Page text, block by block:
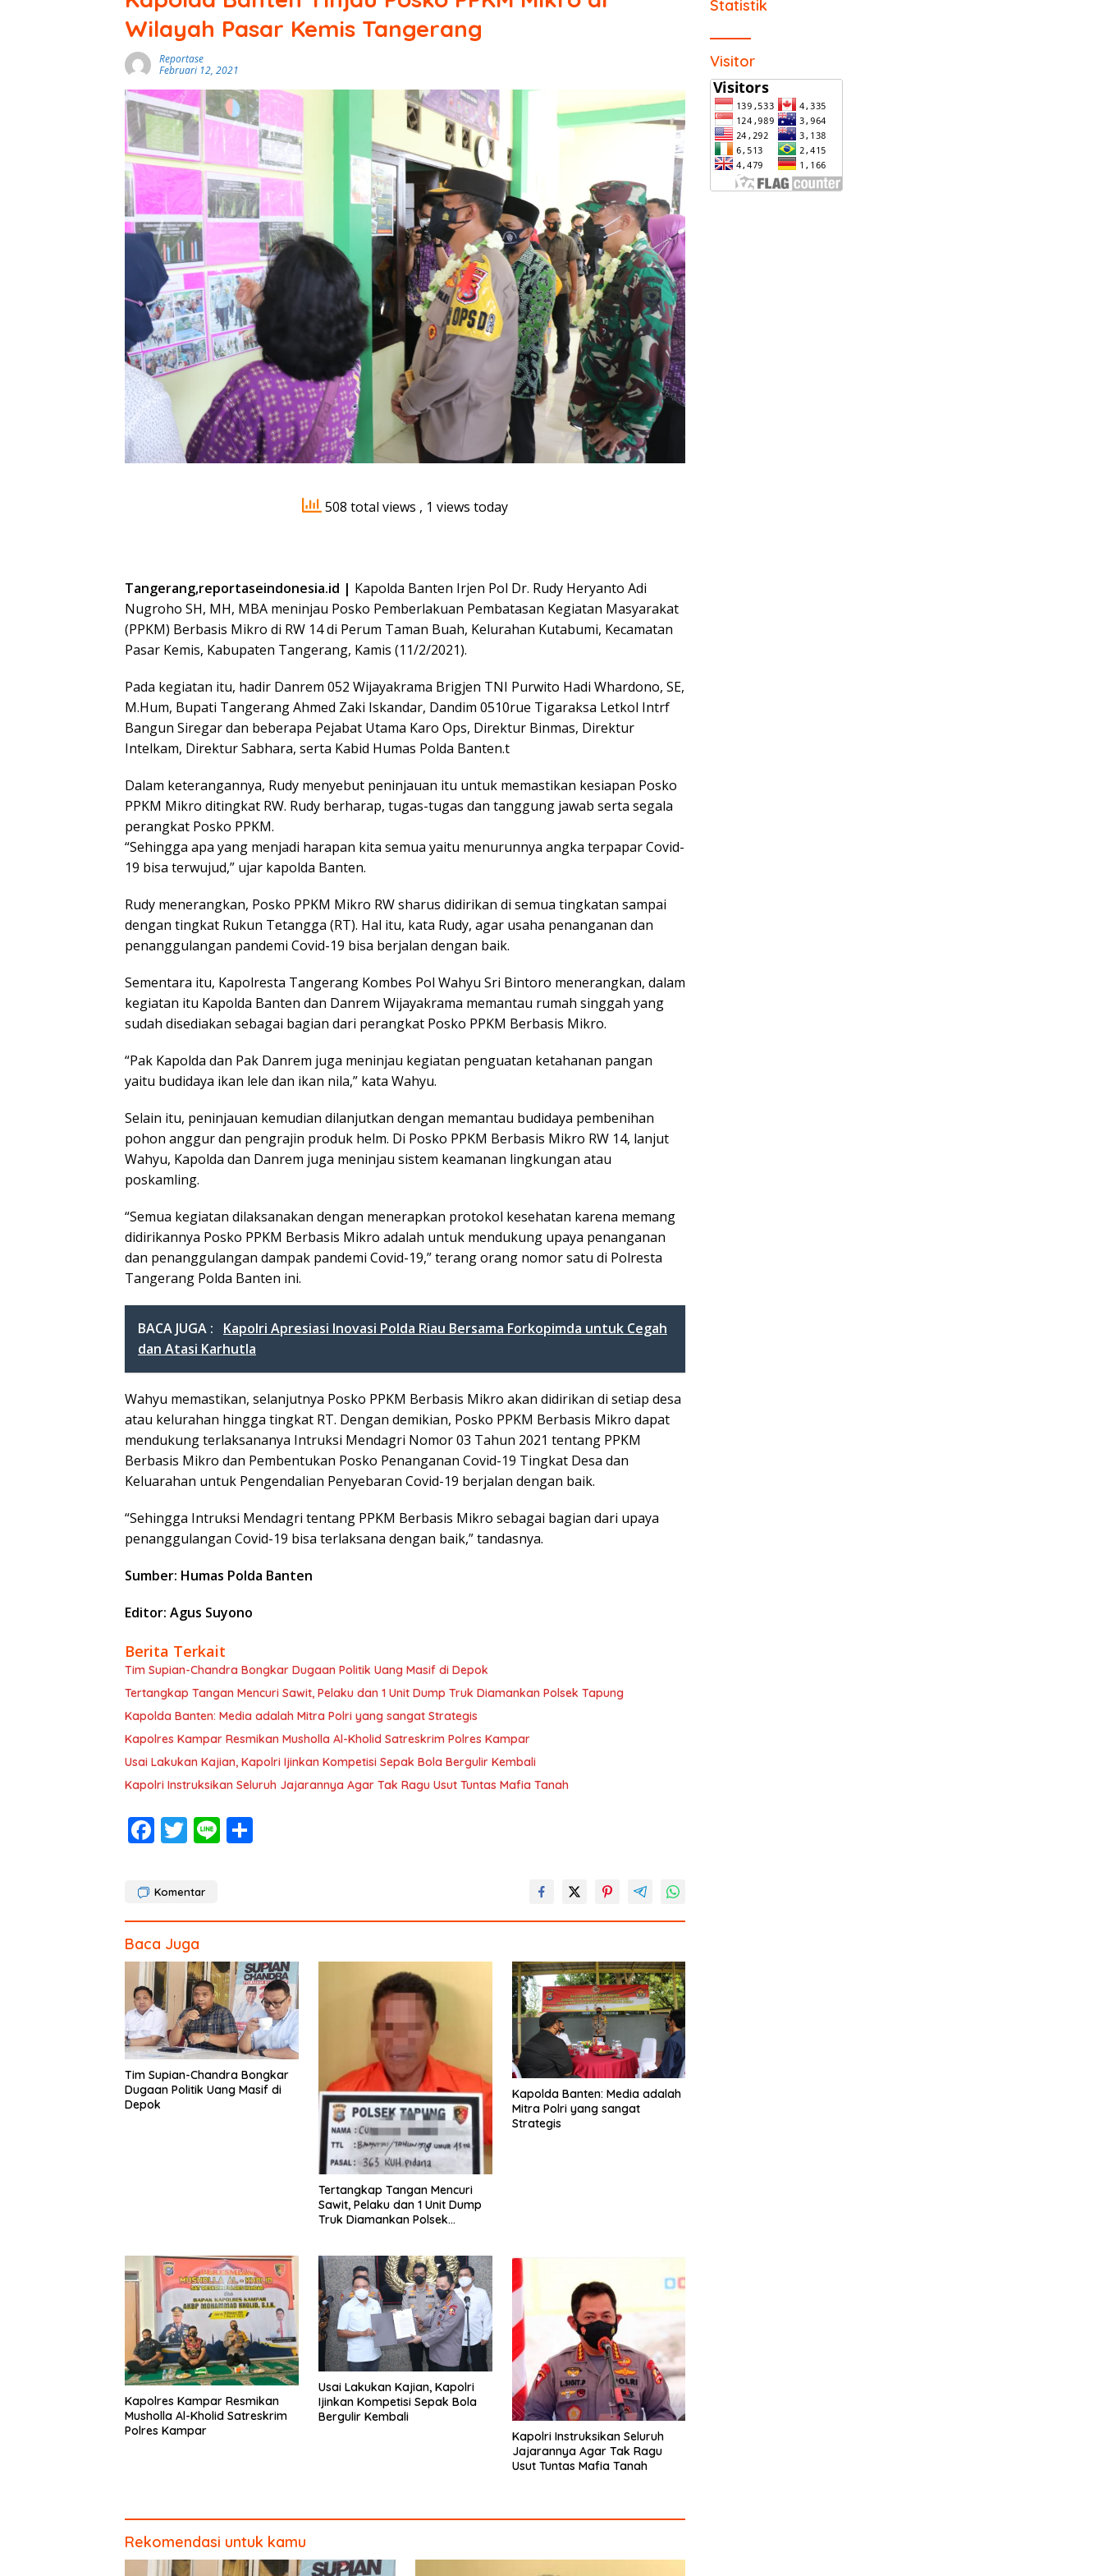
Wilayah Pasar Kemis Tangerang
Reportase
Februari 12, 2021
508 total views , 1 views today
Tangerang,reportaseindonesia.id | Kapolda Banten Irjen Pol Dr. Rudy Heryanto Adi
Nugroho SH, MH, MBA meninjau Posko Pemberlakuan Pembatasan Kegiatan Masyarakat
(PPKM) Berbasis Mikro di RW 14 di Perum Taman Buah, Kelurahan Kutabumi, Kecamatan
Pasar Kemis, Kabupaten Tangerang, Kamis (11/2/2021).
Pada kegiatan itu, hadir Danrem 052 Wijayakrama Brigjen TNI Purwito Hadi Whardono, SE,
M.Hum, Bupati Tangerang Ahmed Zaki Iskandar, Dandim 0510rue Tigaraksa Letkol Intrf
Bangun Siregar dan beberapa Pejabat Utama Karo Ops, Direktur Binmas, Direktur
Intelkam, Direktur Sabhara, serta Kabid Humas Polda Banten.t
Dalam keterangannya, Rudy menyebut peninjauan itu untuk memastikan kesiapan Posko
PPKM Mikro ditingkat RW. Rudy berharap, tugas-tugas dan tanggung jawab serta segala
perangkat Posko PPKM.
“Sehingga apa yang menjadi harapan kita semua yaitu menurunnya angka terpapar Covid-
19 bisa terwujud,” ujar kapolda Banten.
Rudy menerangkan, Posko PPKM Mikro RW sharus didirikan di semua tingkatan sampai
dengan tingkat Rukun Tetangga (RT). Hal itu, kata Rudy, agar usaha penanganan dan
penanggulangan pandemi Covid-19 bisa berjalan dengan baik.
Sementara itu, Kapolresta Tangerang Kombes Pol Wahyu Sri Bintoro menerangkan, dalam
kegiatan itu Kapolda Banten dan Danrem Wijayakrama memantau rumah singgah yang
sudah disediakan sebagai bagian dari perangkat Posko PPKM Berbasis Mikro.
“Pak Kapolda dan Pak Danrem juga meninjau kegiatan penguatan ketahanan pangan
yaitu budidaya ikan lele dan ikan nila,” kata Wahyu.
Selain itu, peninjauan kemudian dilanjutkan dengan memantau budidaya pembenihan
pohon anggur dan pengrajin produk helm. Di Posko PPKM Berbasis Mikro RW 14, lanjut
Wahyu, Kapolda dan Danrem juga meninjau sistem keamanan lingkungan atau
poskamling.
“Semua kegiatan dilaksanakan dengan menerapkan protokol kesehatan karena memang
didirikannya Posko PPKM Berbasis Mikro adalah untuk mendukung upaya penanganan
dan penanggulangan dampak pandemi Covid-19,” terang orang nomor satu di Polresta
Tangerang Polda Banten ini.
BACA JUGA :
Kapolri Apresiasi Inovasi Polda Riau Bersama Forkopimda untuk Cegah
dan Atasi Karhutla
Wahyu memastikan, selanjutnya Posko PPKM Berbasis Mikro akan didirikan di setiap desa
atau kelurahan hingga tingkat RT. Dengan demikian, Posko PPKM Berbasis Mikro dapat
mendukung terlaksananya Intruksi Mendagri Nomor 03 Tahun 2021 tentang PPKM
Berbasis Mikro dan Pembentukan Posko Penanganan Covid-19 Tingkat Desa dan
Keluarahan untuk Pengendalian Penyebaran Covid-19 berjalan dengan baik.
“Sehingga Intruksi Mendagri tentang PPKM Berbasis Mikro sebagai bagian dari upaya
penanggulangan Covid-19 bisa terlaksana dengan baik,” tandasnya.
Sumber: Humas Polda Banten
Editor: Agus Suyono
Berita Terkait
Tim Supian-Chandra Bongkar Dugaan Politik Uang Masif di Depok
Tertangkap Tangan Mencuri Sawit, Pelaku dan 1 Unit Dump Truk Diamankan Polsek Tapung
Kapolda Banten: Media adalah Mitra Polri yang sangat Strategis
Kapolres Kampar Resmikan Musholla Al-Kholid Satreskrim Polres Kampar
Usai Lakukan Kajian, Kapolri Ijinkan Kompetisi Sepak Bola Bergulir Kembali
Kapolri Instruksikan Seluruh Jajarannya Agar Tak Ragu Usut Tuntas Mafia Tanah
F
e
o
o
k
T
itt
Li
Komentar
Baca Juga
Tim Supian-Chandra Bongkar
Dugaan Politik Uang Masif di
Depok
Tertangkap Tangan Mencuri
Sawit, Pelaku dan 1 Unit Dump
Truk Diamankan Polsek
Kapolda Banten: Media adalah
Mitra Polri yang sangat
Strategis
Kapolres Kampar Resmikan
Musholla Al-Kholid Satreskrim
Polres Kampar
Usai Lakukan Kajian, Kapolri
Ijinkan Kompetisi Sepak Bola
Bergulir Kembali
Kapolri Instruksikan Seluruh
Jajarannya Agar Tak Ragu
Usut Tuntas Mafia Tanah
Rekomendasi untuk kamu
Statistik
Visitor